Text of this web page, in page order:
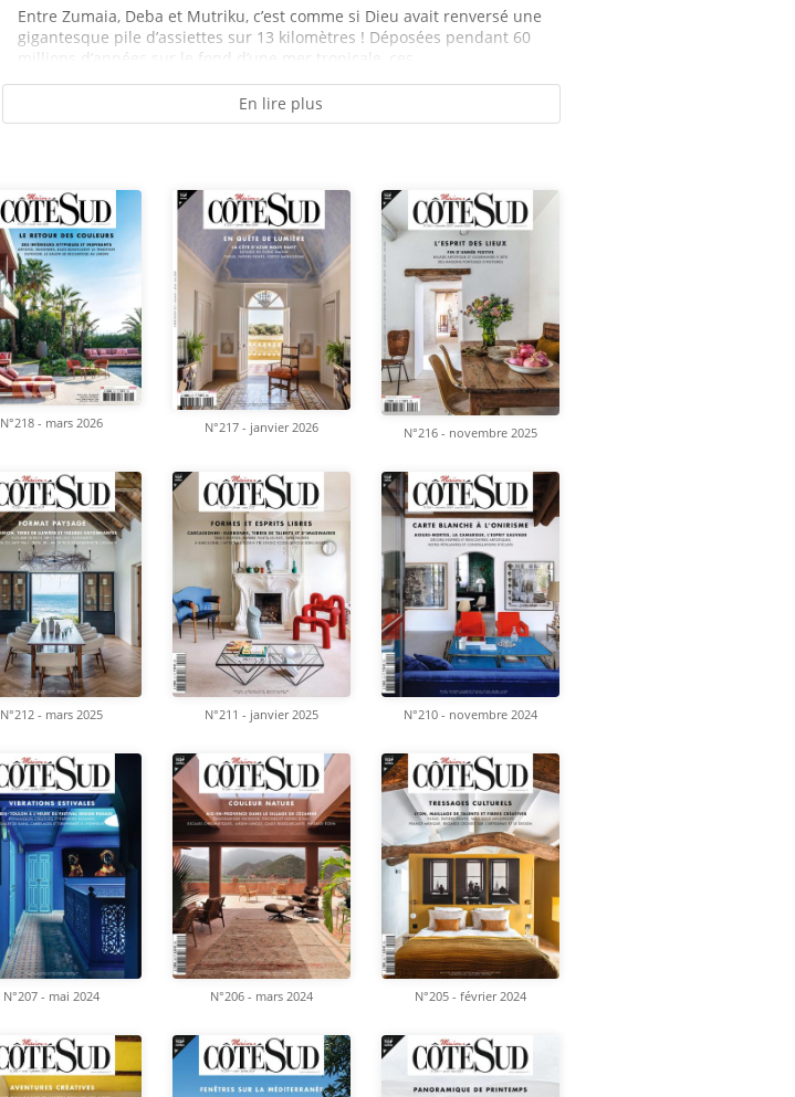
Entre Zumaia, Deba et Mutriku, c’est comme si Dieu avait renversé une
gigantesque pile d’assiettes sur 13 kilomètres ! Déposées pendant 60
millions d’années sur le fond d’une mer tropicale, ces...
En lire plus
N°218 - mars 2026 N°217 - janvier 2026 N°216 - novembre 2025
N°212 - mars 2025 N°211 - janvier 2025 N°210 - novembre 2024
N°207 - mai 2024 N°206 - mars 2024 N°205 - février 2024